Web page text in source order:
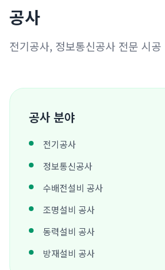
공사
전기공사, 정보통신공사 전문 시공
공사 분야
전기공사
정보통신공사
수배전설비 공사
조명설비 공사
동력설비 공사
방재설비 공사